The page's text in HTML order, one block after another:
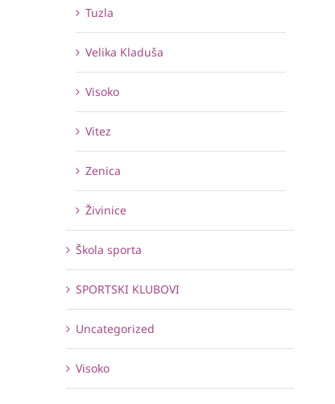
Tuzla
Velika Kladuša
Visoko
Vitez
Zenica
Živinice
Škola sporta
SPORTSKI KLUBOVI
Uncategorized
Visoko